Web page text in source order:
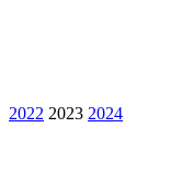
2022 2023 2024